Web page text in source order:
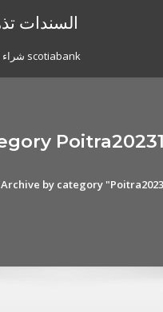
20 السندات
شراء الأسهم عبر الإنترنت كندا scotiabank
Poitra20231
Archive by category